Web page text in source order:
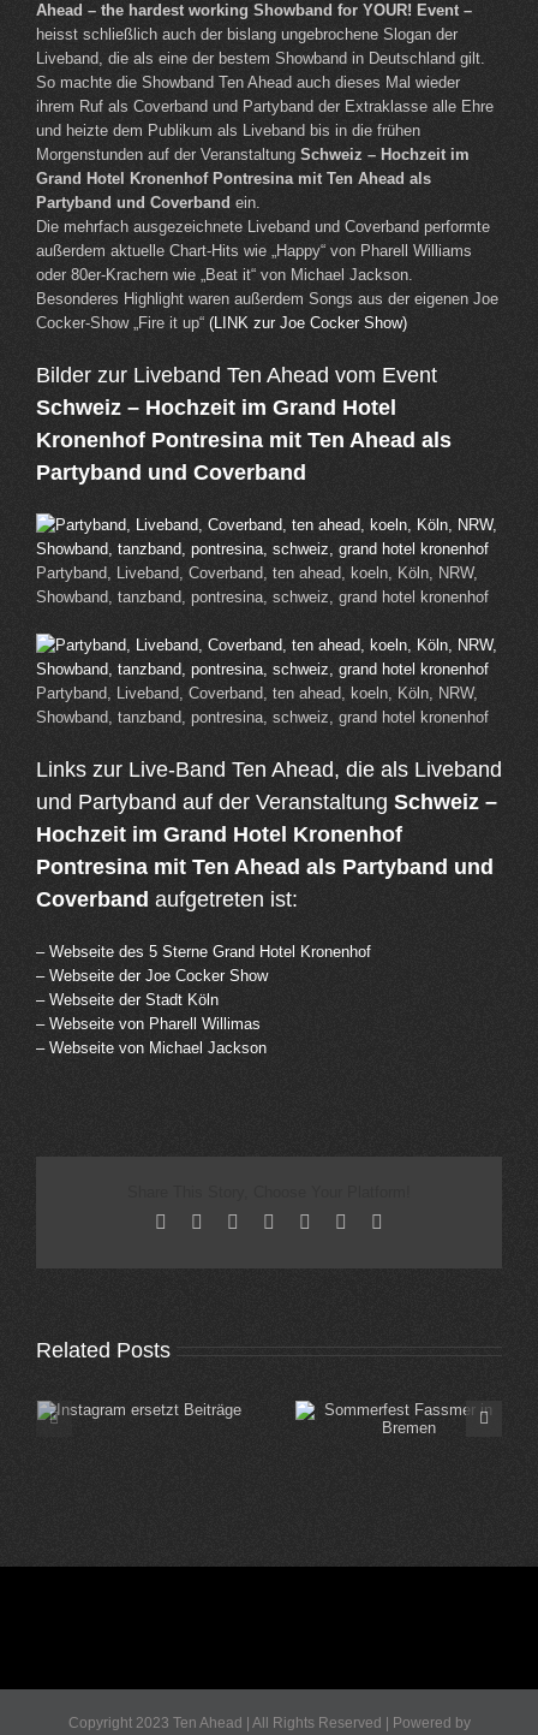
Ahead – the hardest working Showband for YOUR! Event –
heisst schließlich auch der bislang ungebrochene Slogan der
Liveband, die als eine der bestem Showband in Deutschland gilt.
So machte die Showband Ten Ahead auch dieses Mal wieder
ihrem Ruf als Coverband und Partyband der Extraklasse alle Ehre
und heizte dem Publikum als Liveband bis in die frühen
Morgenstunden auf der Veranstaltung Schweiz – Hochzeit im
Grand Hotel Kronenhof Pontresina mit Ten Ahead als
Partyband und Coverband ein.
Die mehrfach ausgezeichnete Liveband und Coverband performte
außerdem aktuelle Chart-Hits wie „Happy“ von Pharell Williams
oder 80er-Krachern wie „Beat it“ von Michael Jackson.
Besonderes Highlight waren außerdem Songs aus der eigenen Joe
Cocker-Show „Fire it up“ (LINK zur Joe Cocker Show)
Bilder zur Liveband Ten Ahead vom Event
Schweiz – Hochzeit im Grand Hotel
Kronenhof Pontresina mit Ten Ahead als
Partyband und Coverband
Partyband, Liveband, Coverband, ten ahead, koeln, Köln, NRW,
Showband, tanzband, pontresina, schweiz, grand hotel kronenhof
Partyband, Liveband, Coverband, ten ahead, koeln, Köln, NRW,
Showband, tanzband, pontresina, schweiz, grand hotel kronenhof
Links zur Live-Band Ten Ahead, die als Liveband
und Partyband auf der Veranstaltung Schweiz –
Hochzeit im Grand Hotel Kronenhof
Pontresina mit Ten Ahead als Partyband und
Coverband aufgetreten ist:
– Webseite des 5 Sterne Grand Hotel Kronenhof
– Webseite der Joe Cocker Show
– Webseite der Stadt Köln
– Webseite von Pharell Willimas
– Webseite von Michael Jackson
Facebook Reddit LinkedIn
TumblrPinterest
Related Posts
Sommerfest Edeka
Copyright 2023 Ten Ahead | All Rights Reserved | Powered by